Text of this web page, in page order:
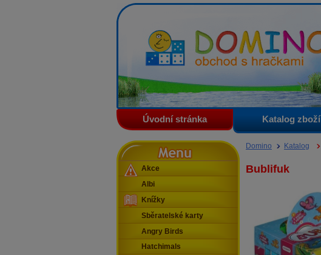
Domino - obchod s hračkami
Úvodní stránka Katalog zboží
Domino Katalog
Bublifuk
Menu
Akce
Albi
Knížky
Sběratelské karty
Angry Birds
Hatchimals